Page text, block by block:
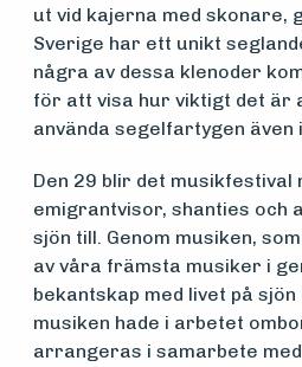
Om
foreningen
Arrangementer
ut vid kajerna med skonare,
Sverige har ett unikt
några av dessa klenoder
för att visa hur viktigt det är
använda segelfartygen även
Den 29 blir det musikfestival
emigrantvisor, shanties och
sjön till. Genom musiken,
av våra främsta musiker i
bekantskap med livet på
musiken hade i arbetet
arrangeras i samarbete